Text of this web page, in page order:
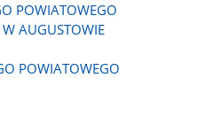
POWIATOWEGO
AUGUSTOWIE
POWIATOWEGO